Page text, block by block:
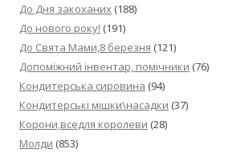
До Дня закоханих (188)
До нового року! (191)
До Свята Мами,8 березня (121)
Допоміжний інвентар, помічники (76)
Кондитерська сировина (94)
Кондитерські мішки\насадки (37)
Корони,вседля королеви (28)
Молди (853)